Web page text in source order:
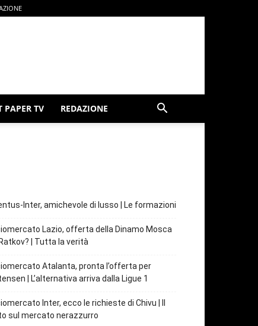
PAPER TV REDAZIONE
Inter, amichevole di lusso | Le formazioni
Lazio, offerta della Dinamo Mosca
| Tutta la verità
Atalanta, pronta l’offerta per
| L’alternativa arriva dalla Ligue 1
Inter, ecco le richieste di Chivu | Il
sul mercato nerazzurro